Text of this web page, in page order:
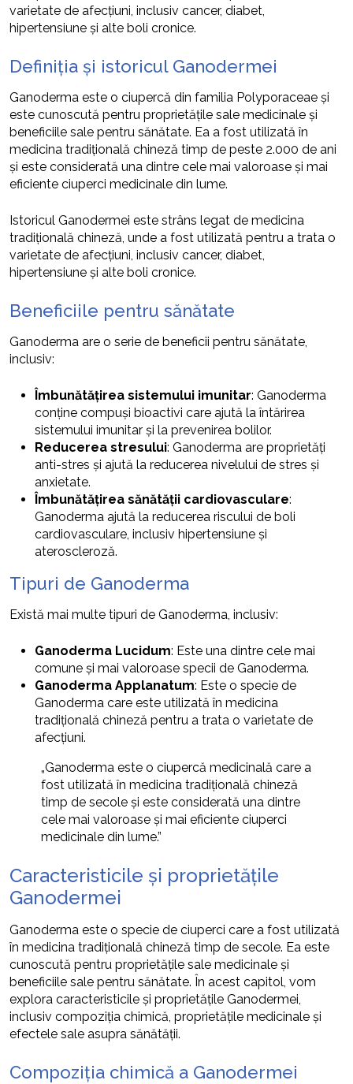
varietate de afecțiuni, inclusiv cancer, diabet,
hipertensiune și alte boli cronice.
Definiția și istoricul Ganodermei
Ganoderma este o ciupercă din familia Polyporaceae și
este cunoscută pentru proprietățile sale medicinale și
beneficiile sale pentru sănătate. Ea a fost utilizată în
medicina tradițională chineză timp de peste 2.000 de ani
și este considerată una dintre cele mai valoroase și mai
eficiente ciuperci medicinale din lume.
Istoricul Ganodermei este strâns legat de medicina
tradițională chineză, unde a fost utilizată pentru a trata o
varietate de afecțiuni, inclusiv cancer, diabet,
hipertensiune și alte boli cronice.
Beneficiile pentru sănătate
Ganoderma are o serie de beneficii pentru sănătate,
inclusiv:
Îmbunătățirea sistemului imunitar: Ganoderma
conține compuși bioactivi care ajută la întărirea
sistemului imunitar și la prevenirea bolilor.
Reducerea stresului: Ganoderma are proprietăți
anti-stres și ajută la reducerea nivelului de stres și
anxietate.
Îmbunătățirea sănătății cardiovasculare:
Ganoderma ajută la reducerea riscului de boli
cardiovasculare, inclusiv hipertensiune și
ateroscleroză.
Tipuri de Ganoderma
Există mai multe tipuri de Ganoderma, inclusiv:
Ganoderma Lucidum: Este una dintre cele mai
comune și mai valoroase specii de Ganoderma.
Ganoderma Applanatum: Este o specie de
Ganoderma care este utilizată în medicina
tradițională chineză pentru a trata o varietate de
afecțiuni.
„Ganoderma este o ciupercă medicinală care a
fost utilizată în medicina tradițională chineză
timp de secole și este considerată una dintre
cele mai valoroase și mai eficiente ciuperci
medicinale din lume.”
Caracteristicile și proprietățile
Ganodermei
Ganoderma este o specie de ciuperci care a fost utilizată
în medicina tradițională chineză timp de secole. Ea este
cunoscută pentru proprietățile sale medicinale și
beneficiile sale pentru sănătate. În acest capitol, vom
explora caracteristicile și proprietățile Ganodermei,
inclusiv compoziția chimică, proprietățile medicinale și
efectele sale asupra sănătății.
Compoziția chimică a Ganodermei